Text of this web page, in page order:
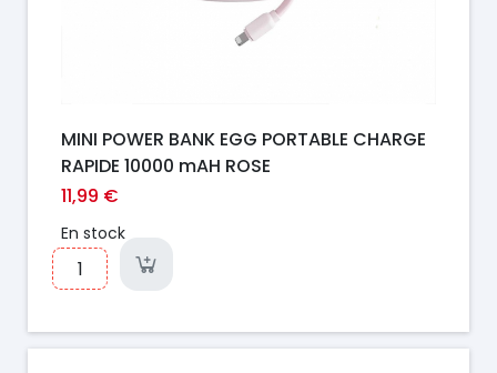
MINI POWER BANK EGG PORTABLE CHARGE
RAPIDE 10000 mAH ROSE
11,99 €
En stock